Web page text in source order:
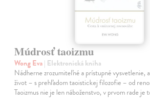
Múdrosť taoizmu
Wong Eva| Elektronická kniha
Nádherne zrozumiteľné a prístupné vysvetlenie,
život – s prehľadom taoistickej filozofie – od
Taoizmus nie je len náboženstvo, v prvom rade je